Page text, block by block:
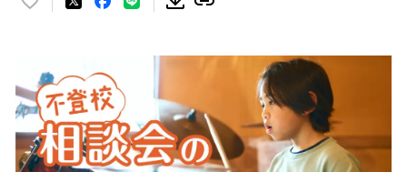
い
数
を
読
み
込